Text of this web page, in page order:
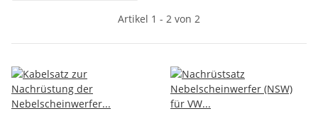
Artikel 1 - 2 von 2